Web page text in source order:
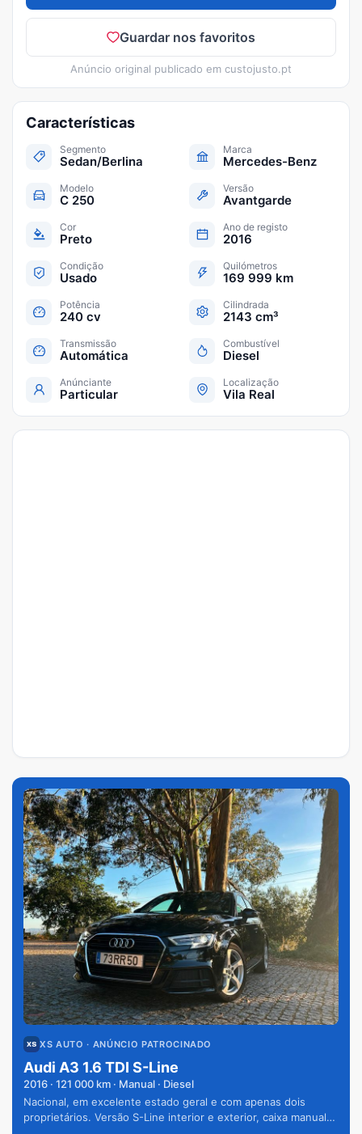
Guardar nos favoritos
Anúncio original publicado em custojusto.pt
Características
Segmento
Sedan/Berlina
Marca
Mercedes-Benz
Modelo
C 250
Versão
Avantgarde
Cor
Preto
Ano de registo
2016
Condição
Usado
Quilómetros
169 999 km
Potência
240 cv
Cilindrada
2143 cm³
Transmissão
Automática
Combustível
Diesel
Anúnciante
Particular
Localização
Vila Real
XS AUTO · ANÚNCIO PATROCINADO
Audi A3 1.6 TDI S-Line
2016 · 121 000 km · Manual · Diesel
Nacional, em excelente estado geral e com apenas dois
proprietários. Versão S-Line interior e exterior, caixa manual